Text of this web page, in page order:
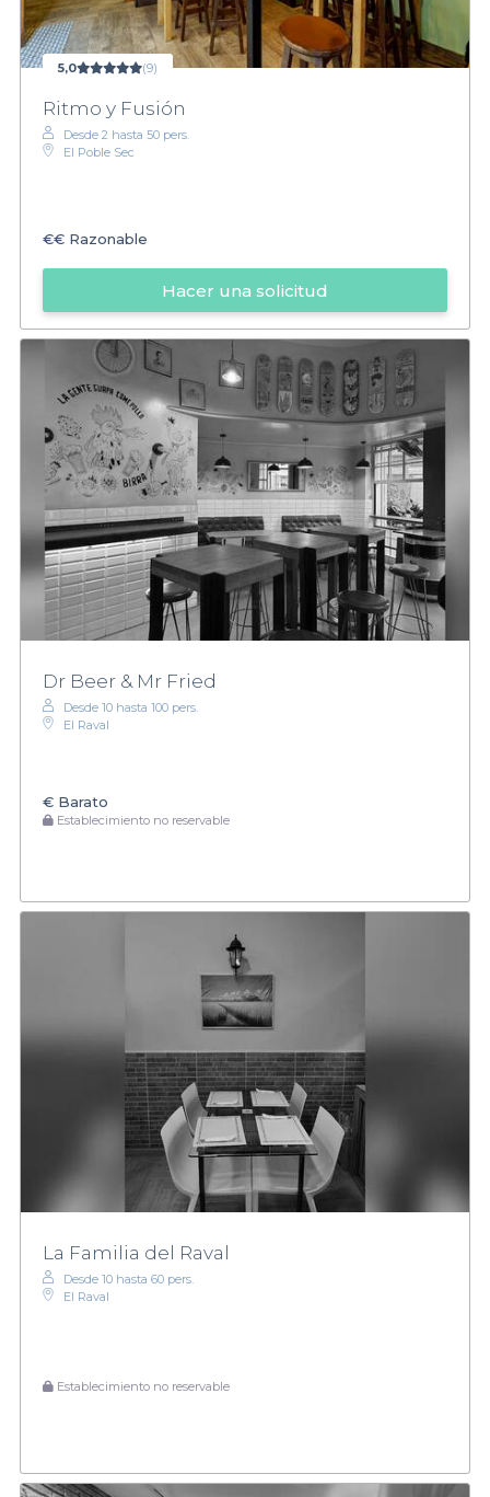
5,0 (9)
Ritmo y Fusión
Desde 2 hasta 50 pers.
El Poble Sec
€€ Razonable
Hacer una solicitud
Dr Beer & Mr Fried
Desde 10 hasta 100 pers.
El Raval
€ Barato
Establecimiento no reservable
La Familia del Raval
Desde 10 hasta 60 pers.
El Raval
Establecimiento no reservable